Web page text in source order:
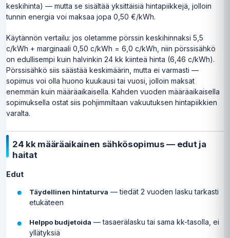
keskihinta) — mutta se sisältää yksittäisiä hintapiikkejä, jolloin
tunnin energia voi maksaa jopa 0,50 €/kWh.
Käytännön vertailu: jos oletamme pörssin keskihinnaksi 5,5
c/kWh + marginaali 0,50 c/kWh = 6,0 c/kWh, niin pörssisähkö
on edullisempi kuin halvinkin 24 kk kiinteä hinta (6,46 c/kWh).
Pörssisähkö siis säästää keskimäärin, mutta ei varmasti —
sopimus voi olla huono kuukausi tai vuosi, jolloin maksat
enemmän kuin määräaikaisella. Kahden vuoden määräaikaisella
sopimuksella ostat siis pohjimmiltaan vakuutuksen hintapiikkien
varalta.
24 kk määräaikainen sähkösopimus — edut ja
haitat
Edut
Täydellinen hintaturva — tiedät 2 vuoden lasku tarkasti
etukäteen
Helppo budjetoida — tasaerälasku tai sama kk-tasolla, ei
yllätyksiä